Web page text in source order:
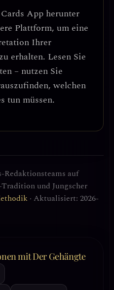
App herunter
Plattform, um eine
Ihrer
erhalten. Lesen Sie
– nutzen Sie
welchen
tun müssen.
Redaktionsteams auf
und Jungscher
· Aktualisiert: 2026-
mit Der Gehängte